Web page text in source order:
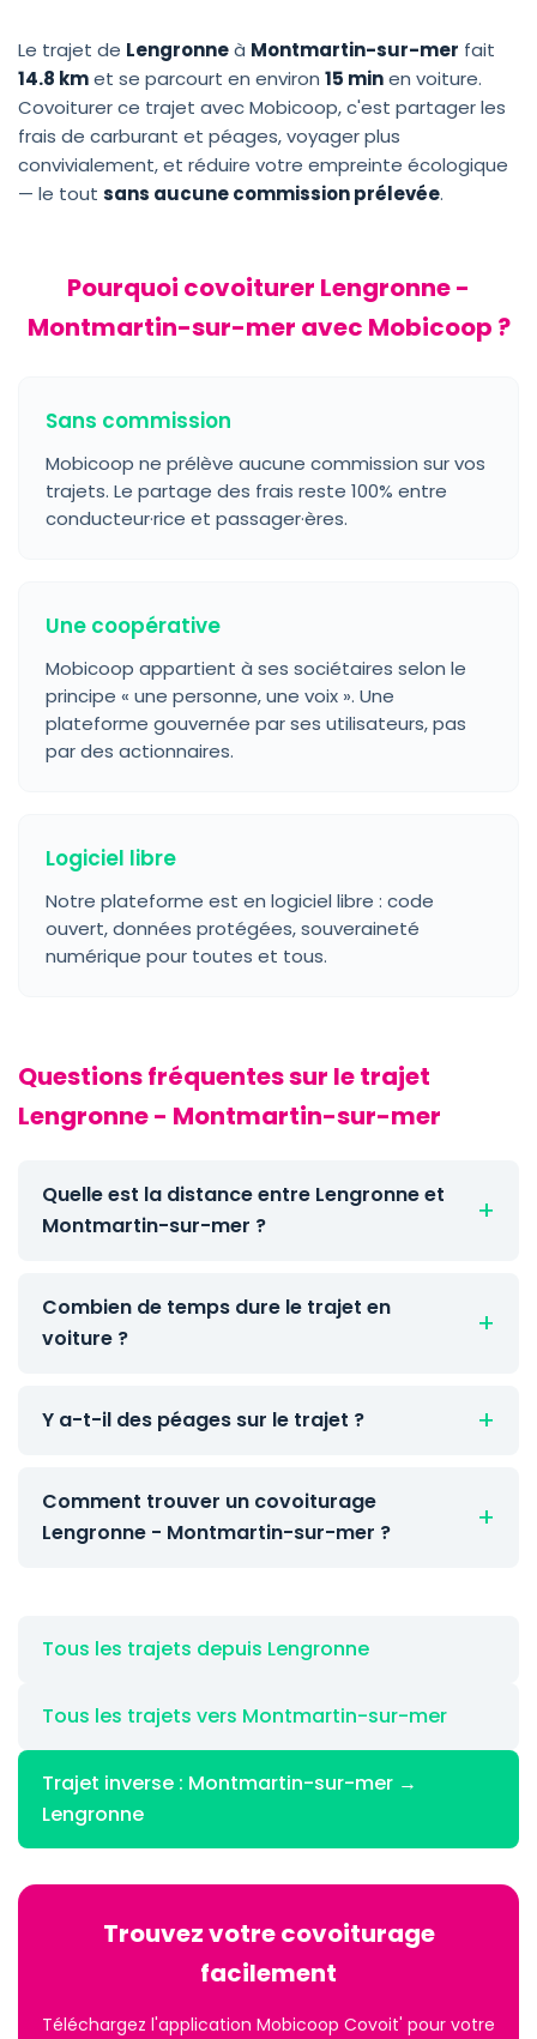
Le trajet de Lengronneà Montmartin-sur-mer fait
14.8 kmet se parcourt en environ 15 minen voiture.
Covoiturer ce trajet avec Mobicoop, c'est partager les
frais de carburant et péages, voyager plus
convivialement, et réduire votre empreinte écologique
— le tout sans aucune commission prélevée.
Pourquoi covoiturer Lengronne -
Montmartin-sur-mer avec Mobicoop ?
Sans commission
Mobicoop ne prélève aucune commission sur vos
trajets. Le partage des frais reste 100% entre
conducteur·rice et passager·ères.
Une coopérative
Mobicoop appartient à ses sociétaires selon le
principe « une personne, une voix ». Une
plateforme gouvernée par ses utilisateurs, pas
par des actionnaires.
Logiciel libre
Notre plateforme est en logiciel libre : code
ouvert, données protégées, souveraineté
numérique pour toutes et tous.
Questions fréquentes sur le trajet
Lengronne - Montmartin-sur-mer
Quelle est la distance entre Lengronne et
Montmartin-sur-mer ?
Combien de temps dure le trajet en
voiture ?
Y a-t-il des péages sur le trajet ?
Comment trouver un covoiturage
Lengronne - Montmartin-sur-mer ?
Tous les trajets depuis Lengronne
Tous les trajets vers Montmartin-sur-mer
Trajet inverse : Montmartin-sur-mer →
Lengronne
Trouvez votre covoiturage
facilement
Téléchargez l'application Mobicoop Covoit' pour votre